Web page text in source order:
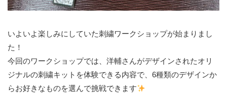
いよいよ楽しみにしていた刺繍ワークショップが始まりまし
た！
今回のワークショップでは、洋輔さんがデザインされたオリ
ジナルの刺繍キットを体験できる内容で、6種類のデザインか
らお好きなものを選んで挑戦できます